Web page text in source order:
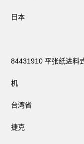
日本 18
84431910 平张纸进料
机 台 220
台湾省 2
捷克 2